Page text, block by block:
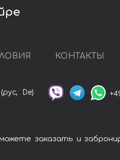
КОНТАКТЫ
(рус, De)
заказать и